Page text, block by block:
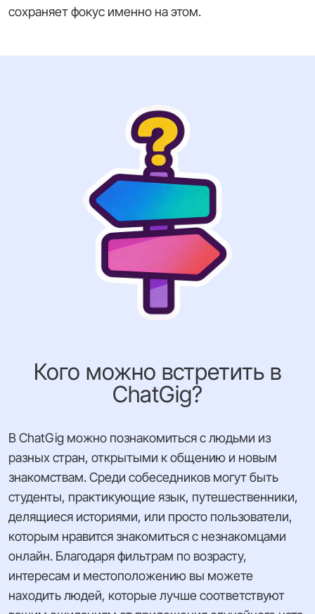
сохраняет фокус именно на этом.
Кого можно встретить в
ChatGig?
В ChatGig можно познакомиться с людьми из
разных стран, открытыми к общению и новым
знакомствам. Среди собеседников могут быть
студенты, практикующие язык, путешественники,
делящиеся историями, или просто пользователи,
которым нравится знакомиться с незнакомцами
онлайн. Благодаря фильтрам по возрасту,
интересам и местоположению вы можете
находить людей, которые лучше соответствуют